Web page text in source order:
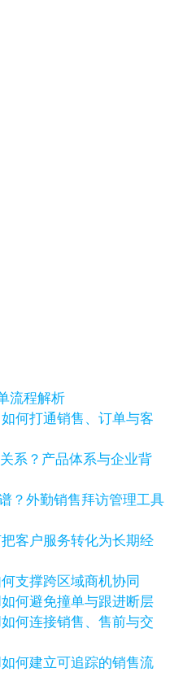
流程解析
何打通销售、订单与客
系？产品体系与企业背
？外勤销售拜访管理工具
客户服务转化为长期经
支撑跨区域商机协同
何避免撞单与跟进断层
何连接销售、售前与交
何建立可追踪的销售流